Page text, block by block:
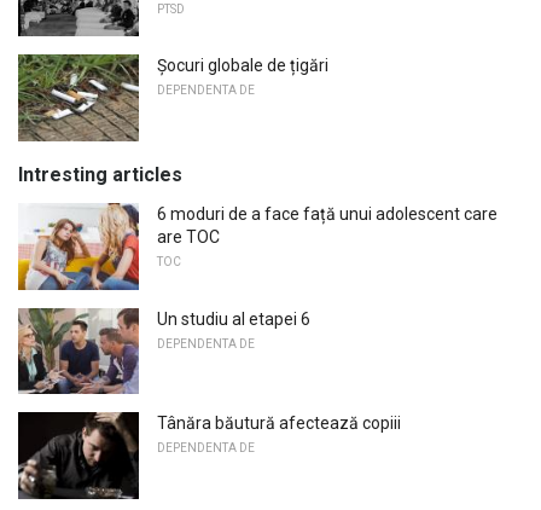
PTSD
Șocuri globale de țigări
DEPENDENTA DE
Intresting articles
6 moduri de a face față unui adolescent care
are TOC
TOC
Un studiu al etapei 6
DEPENDENTA DE
Tânăra băutură afectează copiii
DEPENDENTA DE